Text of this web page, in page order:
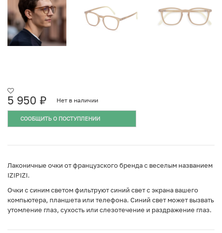
5 950 ₽ Нет в наличии
СООБЩИТЬ О ПОСТУПЛЕНИИ
Лаконичные очки от французского бренда с веселым названием
IZIPIZI.
Очки с синим светом фильтруют синий свет с экрана вашего
компьютера, планшета или телефона. Синий свет может вызвать
утомление глаз, сухость или слезотечение и раздражение глаз.